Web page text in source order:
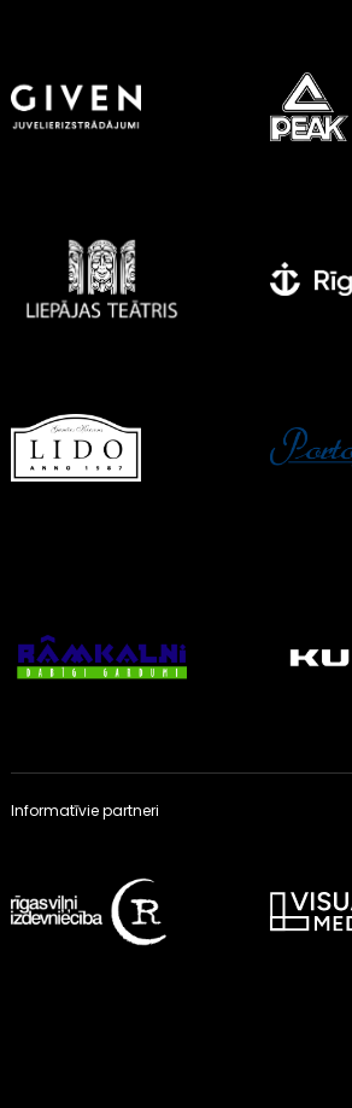
Informatīvie partneri